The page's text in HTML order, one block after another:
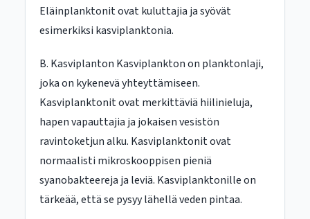
Eläinplanktonit ovat kuluttajia ja syövät
esimerkiksi kasviplanktonia.
B. Kasviplanton Kasviplankton on planktonlaji,
joka on kykenevä yhteyttämiseen.
Kasviplanktonit ovat merkittäviä hiilinieluja,
hapen vapauttajia ja jokaisen vesistön
ravintoketjun alku. Kasviplanktonit ovat
normaalisti mikroskooppisen pieniä
syanobakteereja ja leviä. Kasviplanktonille on
tärkeää, että se pysyy lähellä veden pintaa.